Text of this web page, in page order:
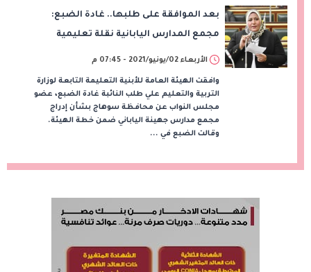
بعد الموافقة على طلبها.. غادة الضبع:
مجمع المدارس اليابانية نقلة تعليمية
الأربعاء 02/يونيو/2021 - 07:45 م
وافقت الهيئة العامة للأبنية التعليمة التابعة لوزارة
التربية والتعليم علي طلب النائبة غادة الضبع، عضو
مجلس النواب عن محافظة سوهاج بشأن إدراج
مجمع مدارس جهينة الياباني ضمن خطة الهيئة.
وقالت الضبع في ...